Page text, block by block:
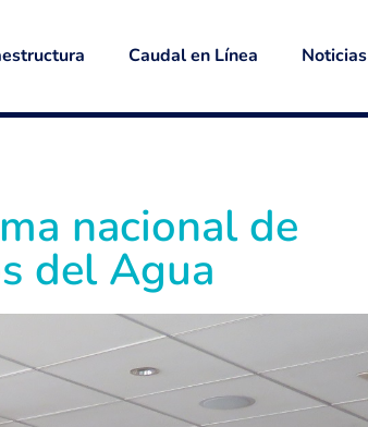
Caudal en Línea Noticias
nacional de
del Agua